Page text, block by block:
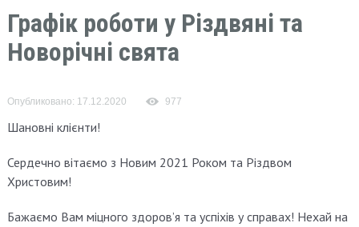
Графік роботи у Різдвяні та
Новорічні свята
Опубликовано: 17.12.2020 977
Шановні клієнти!
Сердечно вітаємо з Новим 2021 Роком та Різдвом
Христовим!
Бажаємо Вам міцного здоров’я та успіхів у справах! Нехай на